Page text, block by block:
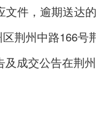
件，逾期送达
荆州中路166号
成交公告在荆